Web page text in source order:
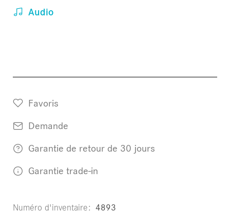
Audio
Favoris
Demande
Garantie de retour de 30 jours
Garantie trade-in
Numéro d'inventaire 4893